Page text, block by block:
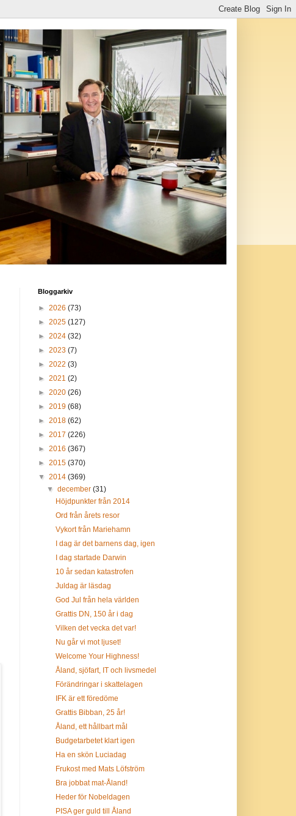
Bloggarkiv
► 2026 (73)
► 2025 (127)
► 2024 (32)
► 2023 (7)
► 2022 (3)
► 2021 (2)
► 2020 (26)
► 2019 (68)
► 2018 (62)
► 2017 (226)
► 2016 (367)
► 2015 (370)
▼ 2014 (369)
▼ december (31)
Höjdpunkter från 2014
Ord från årets resor
Vykort från Mariehamn
I dag är det barnens dag, igen
I dag startade Darwin
10 år sedan katastrofen
Juldag är läsdag
God Jul från hela världen
Grattis DN, 150 år i dag
Vilken det vecka det var!
Nu går vi mot ljuset!
Welcome Your Highness!
Åland, sjöfart, IT och livsmedel
Förändringar i skattelagen
IFK är ett föredöme
Grattis Bibban, 25 år!
Åland, ett hållbart mål
Budgetarbetet klart igen
Ha en skön Luciadag
Frukost med Mats Löfström
Bra jobbat mat-Åland!
Heder för Nobeldagen
PISA ger guld till Åland